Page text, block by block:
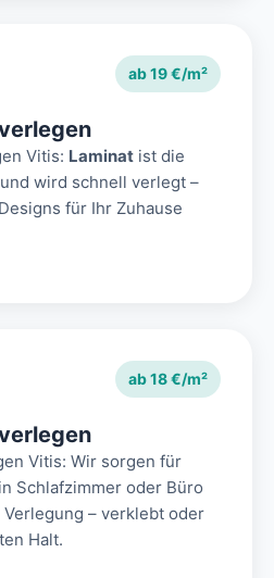
ab 19 €/m²
Vitis: Laminat ist die
wird schnell verlegt –
für Ihr Zuhause
ab 18 €/m²
Vitis: Wir sorgen für
Schlafzimmer oder Büro
– verklebt oder
Halt.